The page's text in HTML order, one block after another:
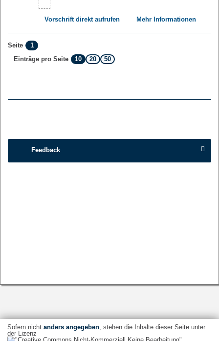
Vorschrift direkt aufrufen Mehr Informationen
Seite
1
Einträge pro Seite
10 20 50
Feedback
Sofern nicht anders angegeben, stehen die Inhalte dieser Seite unter
der Lizenz